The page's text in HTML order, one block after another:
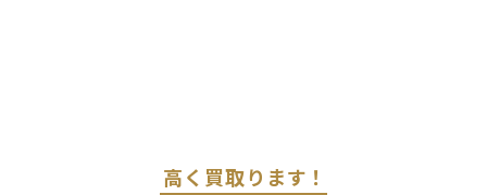
高く買取ります！